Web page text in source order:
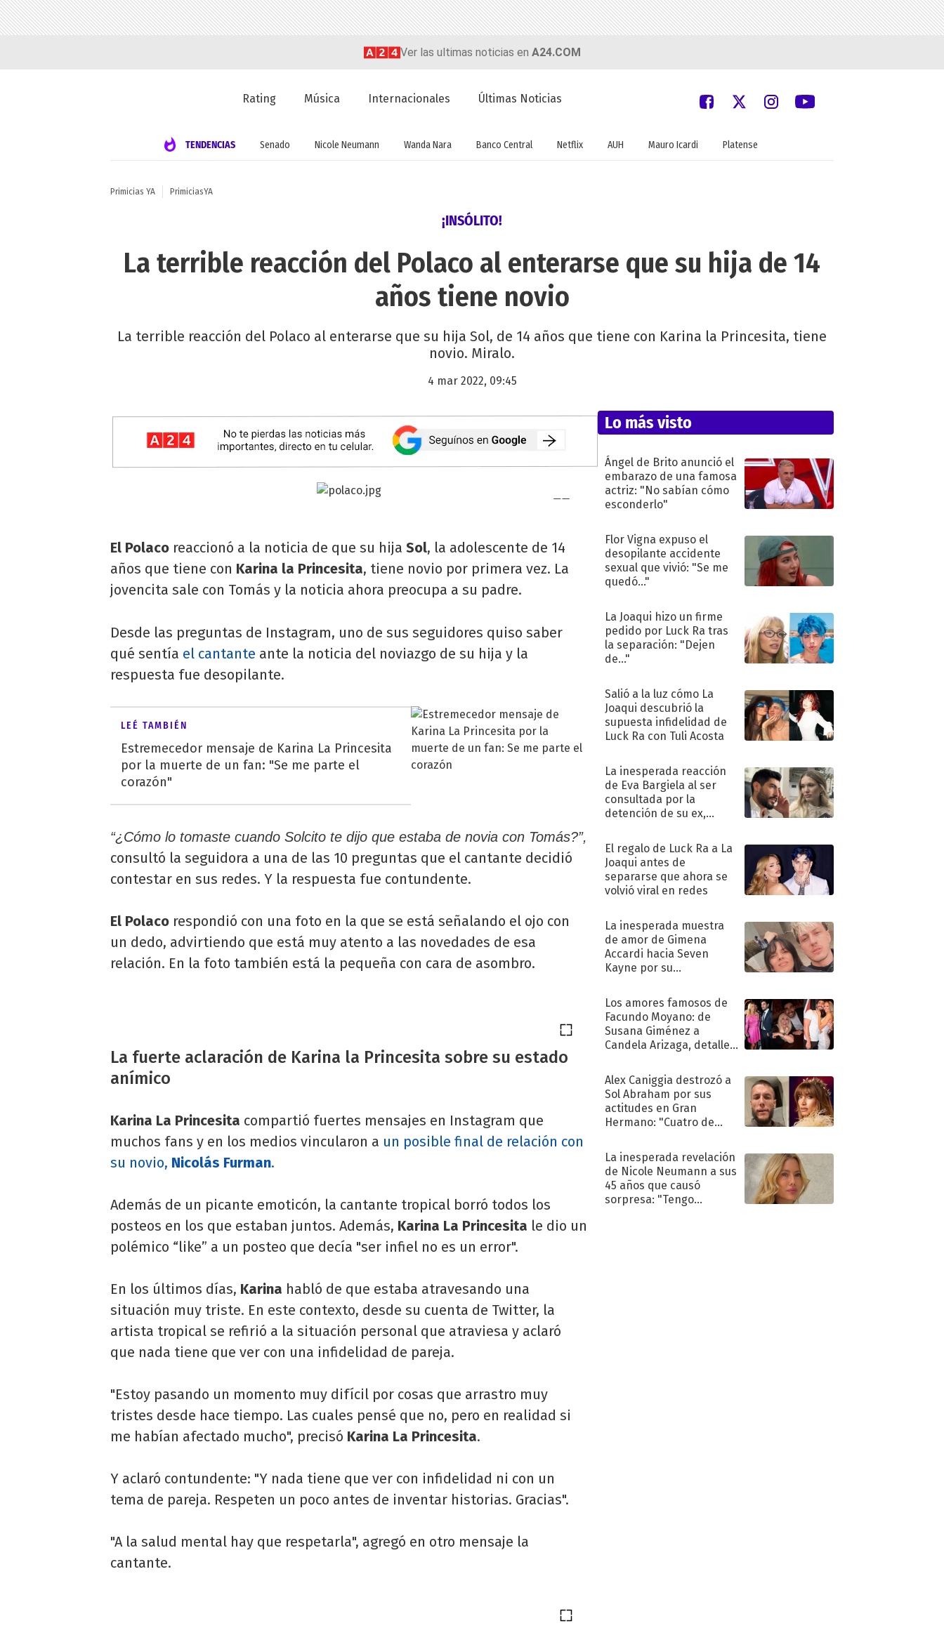
Ver las ultimas noticias en A24.COM
Rating Música Internacionales Últimas Noticias
TENDENCIAS Senado Nicole Neumann Wanda Nara Banco Central Netflix AUH Mauro Icardi Platense
Primicias YA PrimiciasYA
¡INSÓLITO!
La terrible reacción del Polaco al enterarse que su hija de 14
años tiene novio
La terrible reacción del Polaco al enterarse que su hija Sol, de 14 años que tiene con Karina la Princesita, tiene
novio. Miralo.
4 mar 2022, 09:45
El Polaco reaccionó a la noticia de que su hija Sol, la adolescente de 14
años que tiene con Karina la Princesita, tiene novio por primera vez. La
jovencita sale con Tomás y la noticia ahora preocupa a su padre.
Desde las preguntas de Instagram, uno de sus seguidores quiso saber
qué sentía el cantante ante la noticia del noviazgo de su hija y la
respuesta fue desopilante.
LEÉ TAMBIÉN
Estremecedor mensaje de Karina La Princesita
por la muerte de un fan: "Se me parte el
corazón"
“¿Cómo lo tomaste cuando Solcito te dijo que estaba de novia con Tomás?”,
consultó la seguidora a una de las 10 preguntas que el cantante decidió
contestar en sus redes. Y la respuesta fue contundente.
El Polaco respondió con una foto en la que se está señalando el ojo con
un dedo, advirtiendo que está muy atento a las novedades de esa
relación. En la foto también está la pequeña con cara de asombro.
La fuerte aclaración de Karina la Princesita sobre su estado
anímico
Karina La Princesita compartió fuertes mensajes en Instagram que
muchos fans y en los medios vincularon a un posible final de relación con
su novio, Nicolás Furman.
Además de un picante emoticón, la cantante tropical borró todos los
posteos en los que estaban juntos. Además, Karina La Princesita le dio un
polémico “like” a un posteo que decía "ser infiel no es un error".
En los últimos días, Karina habló de que estaba atravesando una
situación muy triste. En este contexto, desde su cuenta de Twitter, la
artista tropical se refirió a la situación personal que atraviesa y aclaró
que nada tiene que ver con una infidelidad de pareja.
"Estoy pasando un momento muy difícil por cosas que arrastro muy
tristes desde hace tiempo. Las cuales pensé que no, pero en realidad si
me habían afectado mucho", precisó Karina La Princesita.
Y aclaró contundente: "Y nada tiene que ver con infidelidad ni con un
tema de pareja. Respeten un poco antes de inventar historias. Gracias".
"A la salud mental hay que respetarla", agregó en otro mensaje la
cantante.
Lo más visto
Ángel de Brito anunció el
embarazo de una famosa
actriz: "No sabían cómo
esconderlo"
Flor Vigna expuso el
desopilante accidente
sexual que vivió: "Se me
quedó..."
La Joaqui hizo un firme
pedido por Luck Ra tras
la separación: "Dejen
de..."
Salió a la luz cómo La
Joaqui descubrió la
supuesta infidelidad de
Luck Ra con Tuli Acosta
La inesperada reacción
de Eva Bargiela al ser
consultada por la
detención de su ex,
El regalo de Luck Ra a La
Joaqui antes de
separarse que ahora se
volvió viral en redes
La inesperada muestra
de amor de Gimena
Accardi hacia Seven
Kayne por su
Los amores famosos de
Facundo Moyano: de
Susana Giménez a
Candela Arizaga, detalles
sentimental
Alex Caniggia destrozó a
Sol Abraham por sus
actitudes en Gran
Hermano: "Cuatro de
La inesperada revelación
de Nicole Neumann a sus
45 años que causó
sorpresa: "Tengo